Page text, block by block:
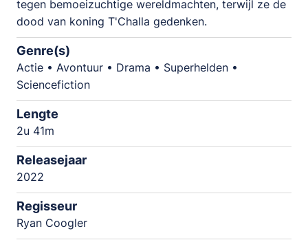
tegen bemoeizuchtige wereldmachten, terwijl ze de
dood van koning T'Challa gedenken.
Genre(s)
Actie • Avontuur • Drama • Superhelden •
Sciencefiction
Lengte
2u 41m
Releasejaar
2022
Regisseur
Ryan Coogler